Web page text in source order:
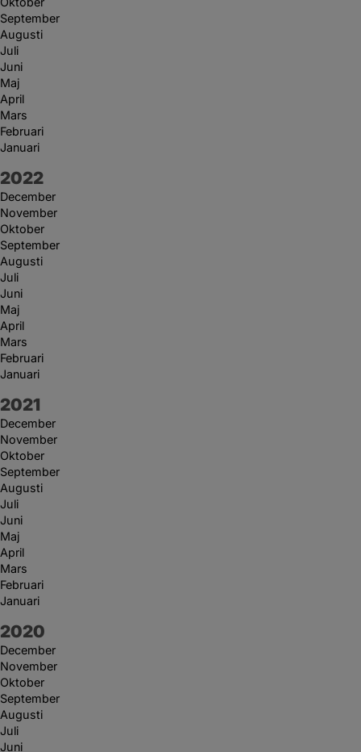
September
Augusti
Juli
Juni
Maj
April
Mars
Februari
Januari
År:
2022
December
November
Oktober
September
Augusti
Juli
Juni
Maj
April
Mars
Februari
Januari
År:
2021
December
November
Oktober
September
Augusti
Juli
Juni
Maj
April
Mars
Februari
Januari
År:
2020
December
November
Oktober
September
Augusti
Juli
Juni